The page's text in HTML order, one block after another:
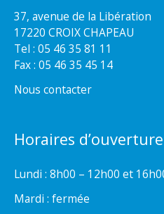
37, avenue de la Libération
17220 CROIX CHAPEAU
Tel : 05 46 35 81 11
Fax : 05 46 35 45 14
Nous contacter
Horaires
Lundi : 8h00 – 12h00 et
Mardi : fermée